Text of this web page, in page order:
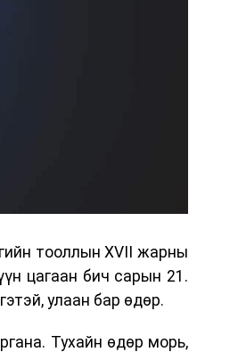
тооллын XVII жарны
цагаан бич сарын 21.
улаан бар өдөр.
Тухайн өдөр морь,